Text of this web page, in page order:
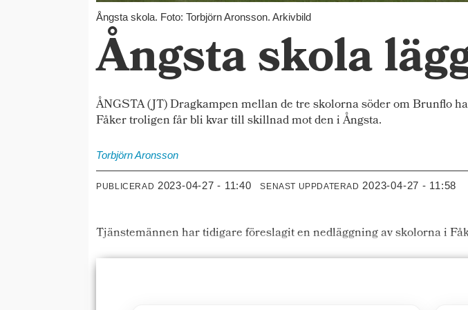
Ångsta skola. Foto: Torbjörn Aronsson. Arkivbild
Ångsta skola
ÅNGSTA (JT) Dragkampen mellan de tre skolorna söder om Brunflo
Fåker troligen får bli kvar till skillnad mot den i Ångsta.
TorbjörnAronsson
PUBLICERAD 2023-04-27 - 11:40 SENAST UPPDATERAD 2023-04-27 - 11:58
Tjänstemännen har tidigare föreslagit en nedläggning av skolorna i